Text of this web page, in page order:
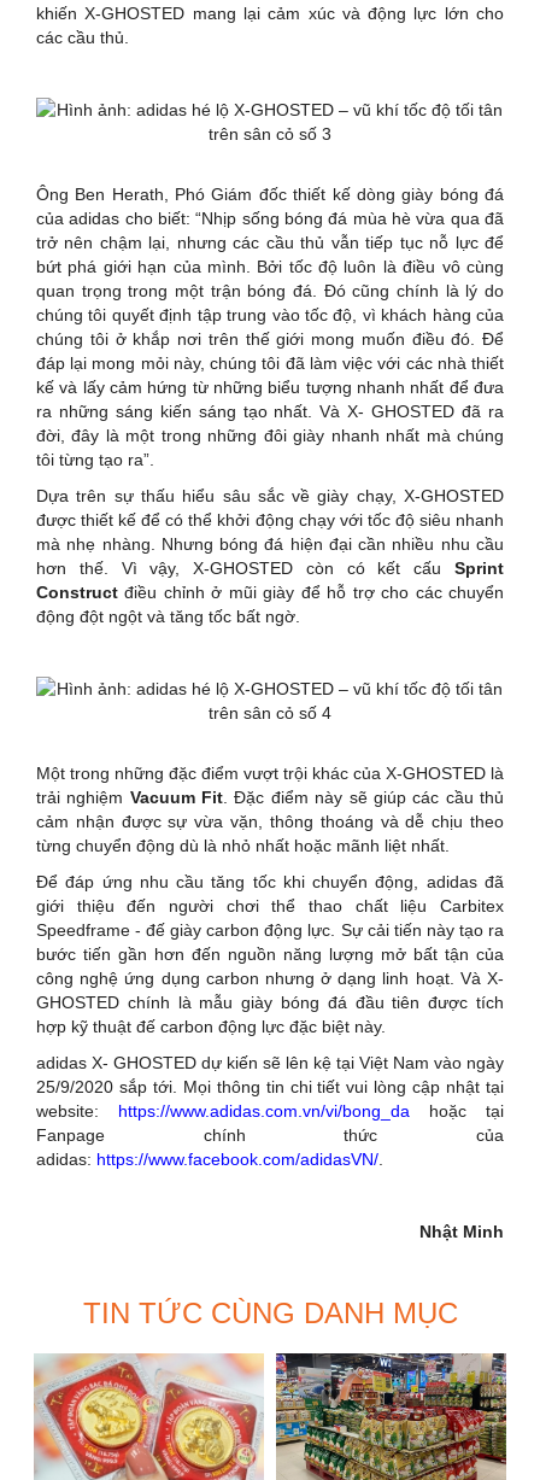
khiến X-GHOSTED mang lại cảm xúc và động lực lớn cho
các cầu thủ.
Ông Ben Herath, Phó Giám đốc thiết kế dòng giày bóng đá
của adidas cho biết: “Nhịp sống bóng đá mùa hè vừa qua đã
trở nên chậm lại, nhưng các cầu thủ vẫn tiếp tục nỗ lực để
bứt phá giới hạn của mình. Bởi tốc độ luôn là điều vô cùng
quan trọng trong một trận bóng đá. Đó cũng chính là lý do
chúng tôi quyết định tập trung vào tốc độ, vì khách hàng của
chúng tôi ở khắp nơi trên thế giới mong muốn điều đó. Để
đáp lại mong mỏi này, chúng tôi đã làm việc với các nhà thiết
kế và lấy cảm hứng từ những biểu tượng nhanh nhất để đưa
ra những sáng kiến sáng tạo nhất. Và X- GHOSTED đã ra
đời, đây là một trong những đôi giày nhanh nhất mà chúng
tôi từng tạo ra”.
Dựa trên sự thấu hiểu sâu sắc về giày chạy, X-GHOSTED
được thiết kế để có thể khởi động chạy với tốc độ siêu nhanh
mà nhẹ nhàng. Nhưng bóng đá hiện đại cần nhiều nhu cầu
hơn thế. Vì vậy, X-GHOSTED còn có kết cấu Sprint
Construct điều chỉnh ở mũi giày để hỗ trợ cho các chuyển
động đột ngột và tăng tốc bất ngờ.
Một trong những đặc điểm vượt trội khác của X-GHOSTED là
trải nghiệm Vacuum Fit . Đặc điểm này sẽ giúp các cầu thủ
cảm nhận được sự vừa vặn, thông thoáng và dễ chịu theo
từng chuyển động dù là nhỏ nhất hoặc mãnh liệt nhất.
Để đáp ứng nhu cầu tăng tốc khi chuyển động, adidas đã
giới thiệu đến người chơi thể thao chất liệu Carbitex
Speedframe - đế giày carbon động lực. Sự cải tiến này tạo ra
bước tiến gần hơn đến nguồn năng lượng mở bất tận của
công nghệ ứng dụng carbon nhưng ở dạng linh hoạt. Và X-
GHOSTED chính là mẫu giày bóng đá đầu tiên được tích
hợp kỹ thuật đế carbon động lực đặc biệt này.
adidas X- GHOSTED dự kiến sẽ lên kệ tại Việt Nam vào ngày
25/9/2020 sắp tới. Mọi thông tin chi tiết vui lòng cập nhật tại
website: https://www.adidas.com.vn/vi/bong_da hoặc tại
Fanpage chính thức của
adidas: https://www.facebook.com/adidasVN/
Nhật Minh
TIN TỨC CÙNG DANH MỤC